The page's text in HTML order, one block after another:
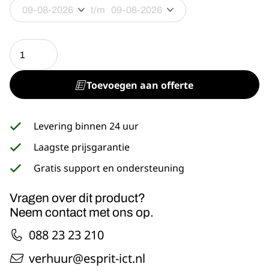
t/m
HP
Probook
450
15"
aantal
Toevoegen aan offerte
Levering binnen 24 uur
Laagste prijsgarantie
Gratis support en ondersteuning
Vragen over dit product?
Neem contact met ons op.
088 23 23 210
verhuur@esprit-ict.nl